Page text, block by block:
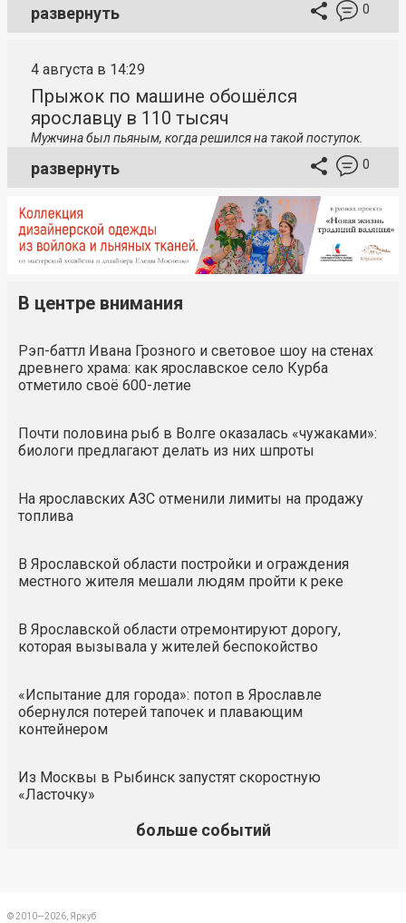
развернуть 0
4 августа в 14:29
Прыжок по машине обошёлся
ярославцу в 110 тысяч
Мужчина был пьяным, когда решился на такой поступок.
развернуть 0
В центре внимания
Рэп-баттл Ивана Грозного и световое шоу на стенах
древнего храма: как ярославское село Курба
отметило своё 600-летие
Почти половина рыб в Волге оказалась «чужаками»:
биологи предлагают делать из них шпроты
На ярославских АЗС отменили лимиты на продажу
топлива
В Ярославской области постройки и ограждения
местного жителя мешали людям пройти к реке
В Ярославской области отремонтируют дорогу,
которая вызывала у жителей беспокойство
«Испытание для города»: потоп в Ярославле
обернулся потерей тапочек и плавающим
контейнером
Из Москвы в Рыбинск запустят скоростную
«Ласточку»
больше событий
© 2010—2026, Яркуб